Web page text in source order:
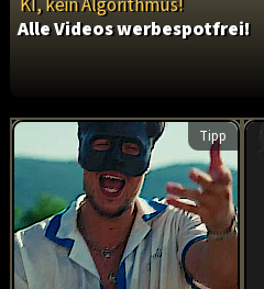
Alle Videos werbespotfrei!
Tipp